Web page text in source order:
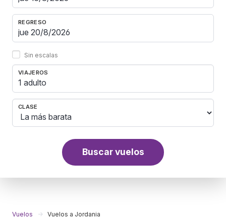
REGRESO
Sin escalas
VIAJEROS
1 adulto
CLASE
Buscar vuelos
Vuelos Vuelos a Jordania